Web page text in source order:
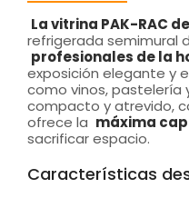
La vitrina PAK-RAC
refrigerada semimural
profesionales de la
exposición elegante y
como vinos, pastelería
compacto y atrevido,
ofrece la máxima
sacrificar espacio.
Características